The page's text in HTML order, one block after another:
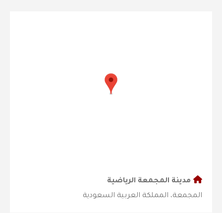
مدينة المجمعة الرياضية
المجمعة، المملكة العربية السعودية